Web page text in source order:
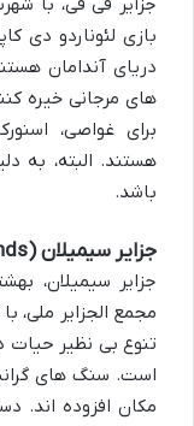
بازی لئوناردو دی
دریای آندامان
های مرجانی خیره
برای غواصی،
هستند. البته، به
باشد.
جزایر سیمیلان (Similan Islands)
جزایر سیمیلان،
مجمع الجزایر ملی،
تنوع بی نظیر حیات
است. سنگ های
مکان افزوده اند.